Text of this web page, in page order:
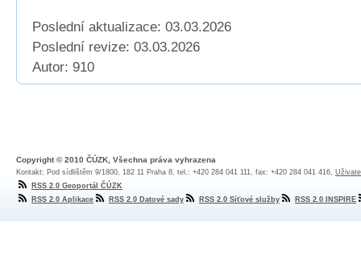
Poslední aktualizace: 03.03.2026
Poslední revize: 03.03.2026
Autor: 910
Copyright © 2010 ČÚZK, Všechna práva vyhrazena
Kontakt: Pod sídlištěm 9/1800, 182 11 Praha 8, tel.: +420 284 041 111, fax: +420 284 041 416,
RSS 2.0 Geoportál ČÚZK
RSS 2.0 Aplikace
RSS 2.0 Datové sady RSS 2.0 Síťové služby RSS 2.0 INSPIRE